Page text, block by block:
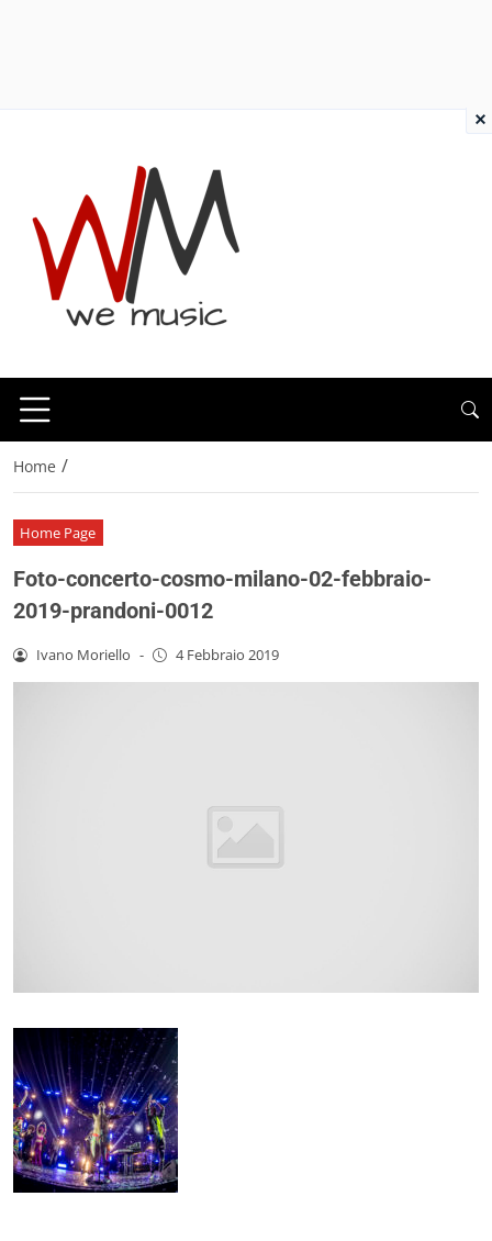
Home /
Home Page
Foto-concerto-cosmo-milano-02-febbraio-
2019-prandoni-0012
Ivano Moriello - 4 Febbraio 2019
×